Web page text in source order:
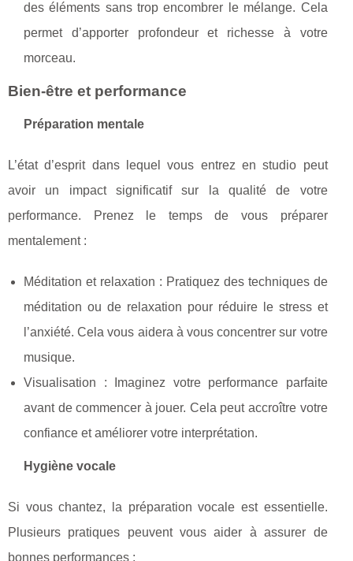
des éléments sans trop encombrer le mélange. Cela
permet d’apporter profondeur et richesse à votre
morceau.
Bien-être et performance
Préparation mentale
L’état d’esprit dans lequel vous entrez en studio peut
avoir un impact significatif sur la qualité de votre
performance. Prenez le temps de vous préparer
mentalement :
Méditation et relaxation : Pratiquez des techniques de
méditation ou de relaxation pour réduire le stress et
l’anxiété. Cela vous aidera à vous concentrer sur votre
musique.
Visualisation : Imaginez votre performance parfaite
avant de commencer à jouer. Cela peut accroître votre
confiance et améliorer votre interprétation.
Hygiène vocale
Si vous chantez, la préparation vocale est essentielle.
Plusieurs pratiques peuvent vous aider à assurer de
bonnes performances :